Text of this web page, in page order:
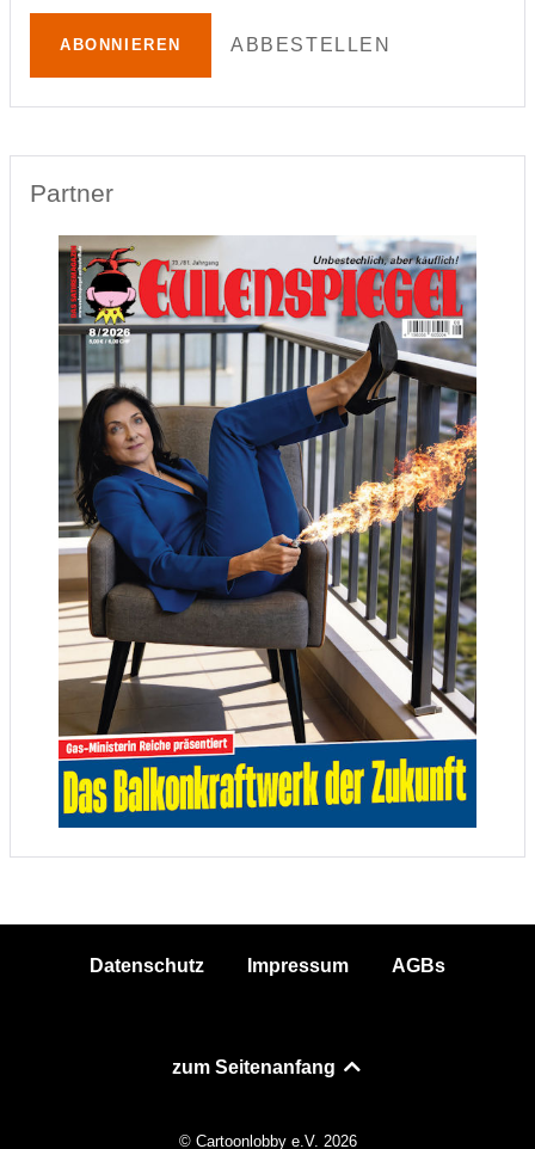
ABONNIEREN ABBESTELLEN
Partner
Datenschutz Impressum AGBs
zum Seitenanfang
© Cartoonlobby e.V. 2026